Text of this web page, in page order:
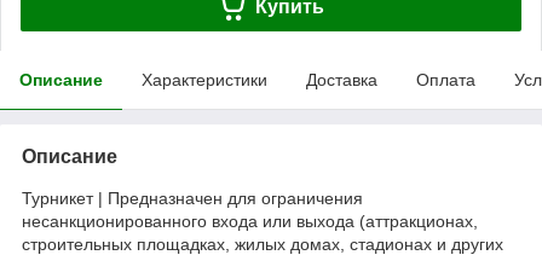
Купить
Описание Характеристики Доставка Оплата
Описание
Турникет | Предназначен для ограничения
несанкционированного входа или выхода (аттракционах,
строительных площадках, жилых домах, стадионах и других